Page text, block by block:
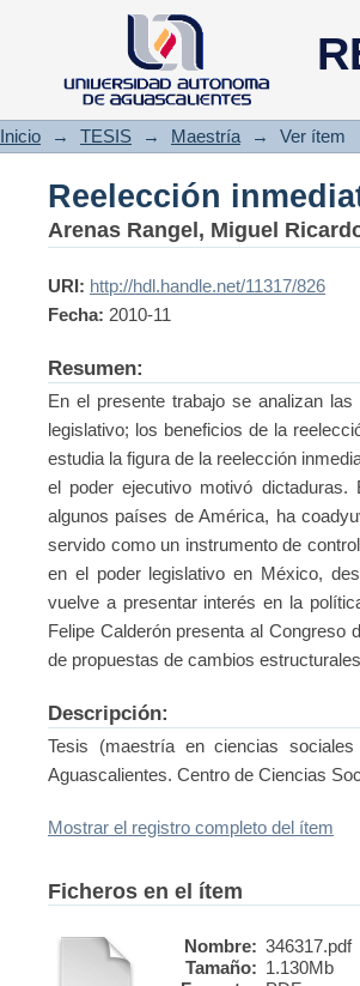
Reelección
Inicio → TESIS → Maestría → Ver ítem
Reelección
Arenas Rangel, Miguel
URI: http://hdl.handle.net/11317/826
Fecha: 2010-11
Resumen:
En el presente trabajo se analizan
legislativo; los beneficios de la
estudia la figura de la reelección
el poder ejecutivo motivó
algunos países de América, ha
servido como un instrumento de
en el poder legislativo en México,
vuelve a presentar interés en la
Felipe Calderón presenta al Congreso
de propuestas de cambios
Descripción:
Tesis (maestría en ciencias
Aguascalientes. Centro de Ciencias
Mostrar el registro completo del ítem
Ficheros en el ítem
Nombre: 346317.pdf
Tamaño: 1.130Mb